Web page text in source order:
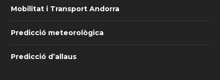
Mobilitat i Transport Andorra
Predicció meteorològica
Predicció d’allaus